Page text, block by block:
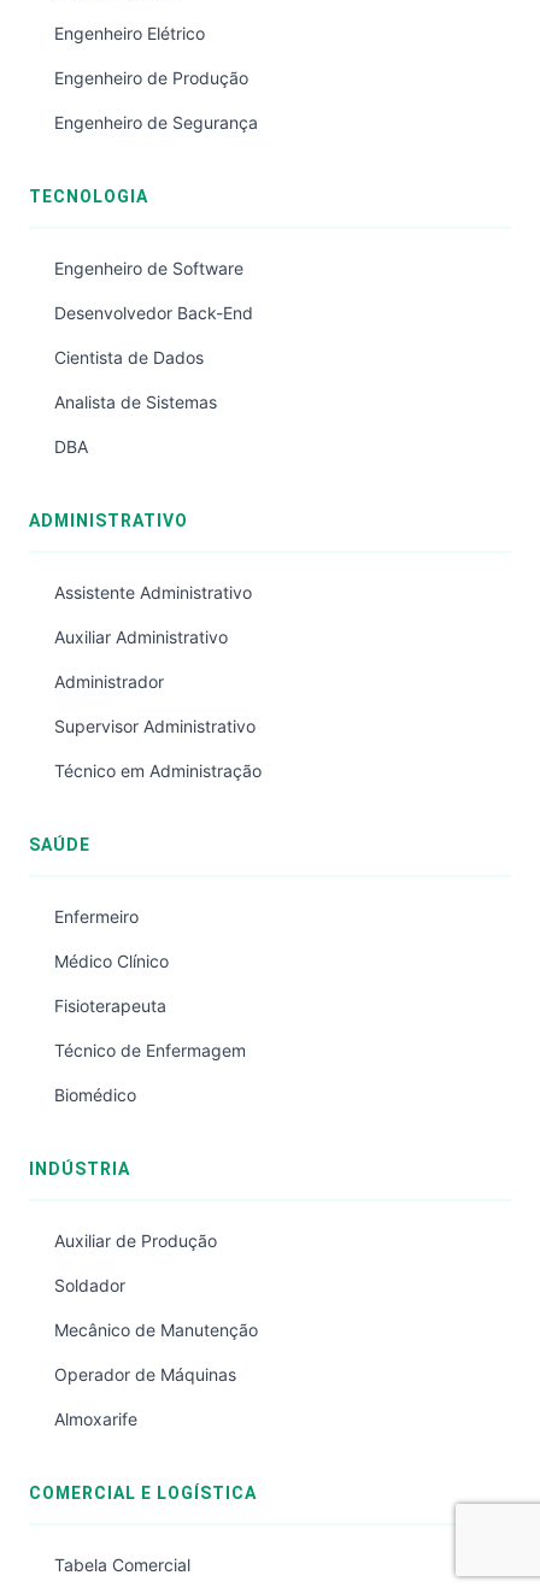
Engenheiro Elétrico
Engenheiro de Produção
Engenheiro de Segurança
TECNOLOGIA
Engenheiro de Software
Desenvolvedor Back-End
Cientista de Dados
Analista de Sistemas
DBA
ADMINISTRATIVO
Assistente Administrativo
Auxiliar Administrativo
Administrador
Supervisor Administrativo
Técnico em Administração
SAÚDE
Enfermeiro
Médico Clínico
Fisioterapeuta
Técnico de Enfermagem
Biomédico
INDÚSTRIA
Auxiliar de Produção
Soldador
Mecânico de Manutenção
Operador de Máquinas
Almoxarife
COMERCIAL E LOGÍSTICA
Tabela Comercial